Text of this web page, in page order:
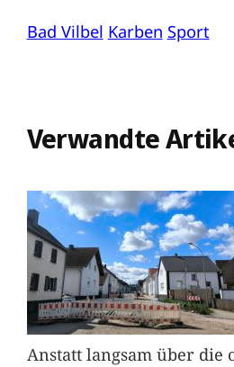
Bad Vilbel Karben Sport
Verwandte
Anstatt langsam über die